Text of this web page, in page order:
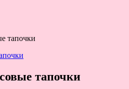
тапочки
тапочки